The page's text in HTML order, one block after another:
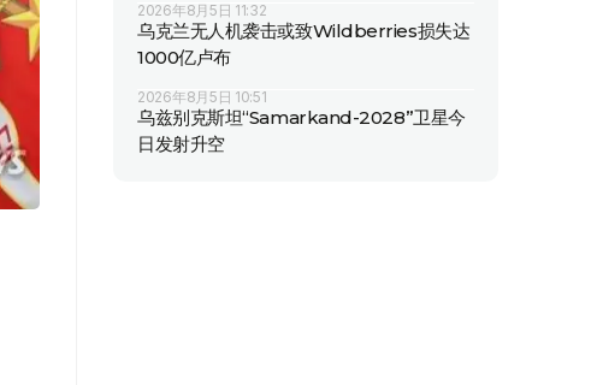
2026年8月5日 11:32
乌克兰无人机袭击或致Wildberries损失达
1000亿卢布
2026年8月5日 10:51
乌兹别克斯坦“Samarkand-2028”卫星今
日发射升空